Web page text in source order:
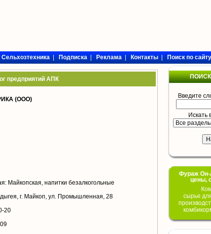
Сельхозтехника|Подписка|Реклама|Контакты|Поиск по сайту
предприятий АПК
(ООО)
Майкопская, напитки безалкогольные
г. Майкоп, ул. Промышленная, 28
20
Введите
Искать
Фураж Он-
цены,
сырье